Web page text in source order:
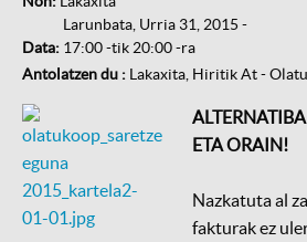
Data:
Larunbata, Urria 31, 2015 -
17:00-tik 20:00-ra
Antolatzen du : Lakaxita, Hiritik At -
ETA ORAIN!
Nazkatuta al
fakturak ez